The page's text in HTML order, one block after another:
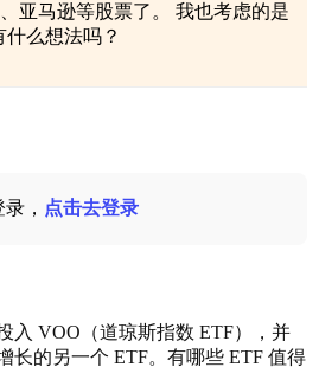
亚马逊等股票了。 我也考虑的是
什么想法吗？
， 点击去登录
入 VOO（道琼斯指数 ETF），并
长的另一个 ETF。有哪些 ETF 值得